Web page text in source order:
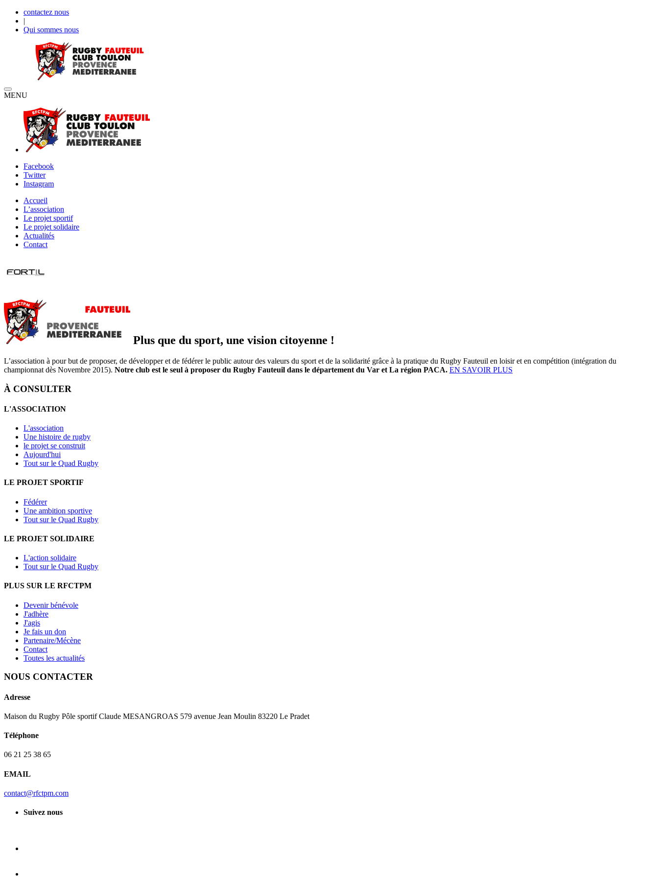
contactez nous
|
Qui sommes nous
MENU
Facebook
Twitter
Instagram
Accueil
L’association
Le projet sportif
Le projet solidaire
Actualités
Contact
Plus que du sport, une vision citoyenne !
L’association à pour but de proposer, de développer et de fédérer le public autour des valeurs du sport et de la solidarité grâce à la pratique du Rugby Fauteuil en loisir et en compétition (intégration du
championnat dès Novembre 2015). Notre club est le seul à proposer du Rugby Fauteuil dans le département du Var et La région PACA. EN SAVOIR PLUS
À CONSULTER
L'ASSOCIATION
L'association
Une histoire de rugby
le projet se construit
Aujourd'hui
Tout sur le Quad Rugby
LE PROJET SPORTIF
Fédérer
Une ambition sportive
Tout sur le Quad Rugby
LE PROJET SOLIDAIRE
L'action solidaire
Tout sur le Quad Rugby
PLUS SUR LE RFCTPM
Devenir bénévole
J'adhère
J'agis
Je fais un don
Partenaire/Mécène
Contact
Toutes les actualités
NOUS CONTACTER
Adresse
Maison du Rugby Pôle sportif Claude MESANGROAS 579 avenue Jean Moulin 83220 Le Pradet
Téléphone
06 21 25 38 65
EMAIL
contact@rfctpm.com
Suivez nous